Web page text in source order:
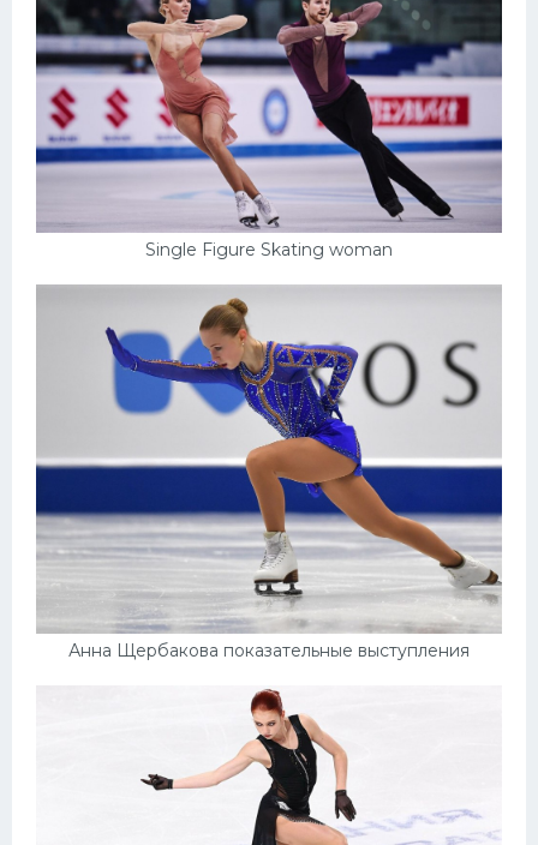
Single Figure Skating woman
Анна Щербакова показательные выступления